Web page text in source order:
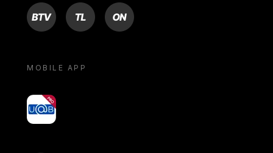
BTV TL ON
MOBILE APP
yoU@B